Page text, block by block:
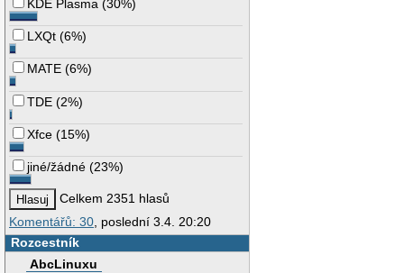
KDE Plasma (30%)
LXQt (6%)
MATE (6%)
TDE (2%)
Xfce (15%)
jiné/žádné (23%)
Celkem 2351 hlasů
Komentářů: 30 , poslední 3.4. 20:20
Rozcestník
AbcLinuxu